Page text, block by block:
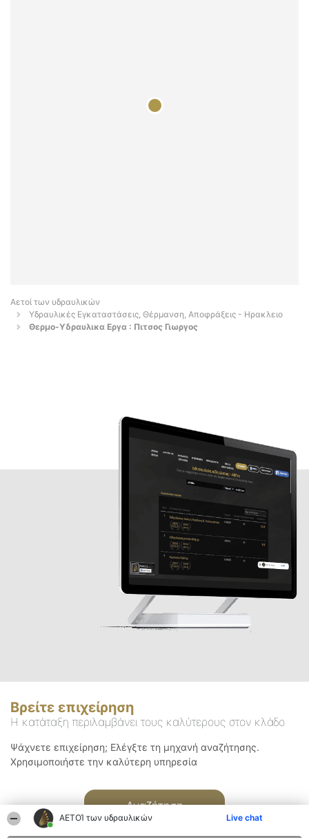
ΑΕΤΟΊ των υδραυλικών Live chat
Αετοί των υδραυλικών
Υδραυλικές Εγκαταστάσεις, Θέρμανση, Αποφράξεις - Ηρακλειο
Θερμο-Υδραυλικα Εργα : Πιτσος Γιωργος
Βρείτε επιχείρηση
Η κατάταξη περιλαμβάνει τους καλύτερους στον κλάδο
Ψάχνετε επιχείρηση; Ελέγξτε τη μηχανή αναζήτησης.
Χρησιμοποιήστε την καλύτερη υπηρεσία
Αναζήτηση